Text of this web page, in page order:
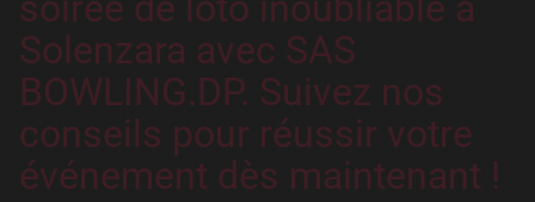
Solenzara avec SAS
BOWLING.DP. Suivez nos
conseils pour réussir votre
événement dès maintenant !